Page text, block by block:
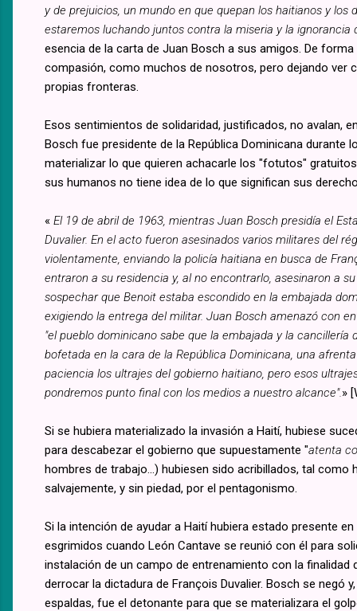
y de prejuicios, un mundo en que quepan los haitianos y
estaremos luchando juntos contra la miseria y la ignorancia
esencia de la carta de Juan Bosch a sus amigos. De
compasión, como muchos de nosotros, pero dejando ver
propias fronteras.
Esos sentimientos de solidaridad, justificados, no avalan,
Bosch fue presidente de la República Dominicana
materializar lo que quieren achacarle los "fotutos"
sus humanos no tiene idea de lo que significan sus
« El 19 de abril de 1963, mientras Juan Bosch presidía el
Duvalier. En el acto fueron asesinados varios militares del
violentamente, enviando la policía haitiana en busca de
entraron a su residencia y, al no encontrarlo, asesinaron a
sospechar que Benoit estaba escondido en la embajada
exigiendo la entrega del militar. Juan Bosch amenazó con
"el pueblo dominicano sabe que la embajada y la
bofetada en la cara de la República Dominicana, una
paciencia los ultrajes del gobierno haitiano, pero esos
pondremos punto final con los medios a nuestro alcance".»
Si se hubiera materializado la invasión a Haití, hubiese
para descabezar el gobierno que supuestamente "atenta
hombres de trabajo...) hubiesen sido acribillados, tal
salvajemente, y sin piedad, por el pentagonismo.
Si la intención de ayudar a Haití hubiera estado presente
esgrimidos cuando León Cantave se reunió con él para
instalación de un campo de entrenamiento con la
derrocar la dictadura de François Duvalier. Bosch se negó
espaldas, fue el detonante para que se materializara el